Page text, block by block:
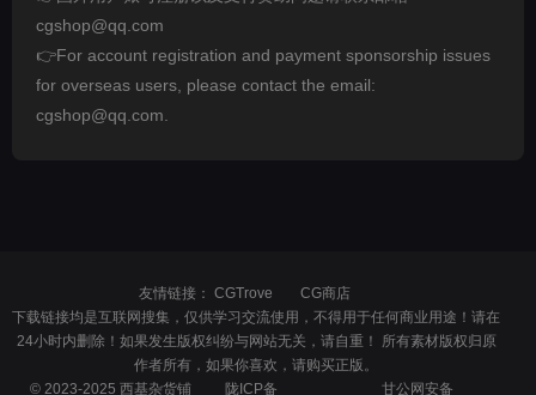
cgshop@qq.com
👉For account registration and payment sponsorship issues
for overseas users, please contact the email:
cgshop@qq.com.
友情链接： CGTrove
CG商店
下载链接均是互联网搜集，仅供学习交流使用，不得用于任何商业用途！请在
24小时内删除！如果发生版权纠纷与网站无关，请自重！ 所有素材版权归原
作者所有，如果你喜欢，请购买正版。
© 2023-2025 西基杂货铺
陇ICP备 甘公网安备